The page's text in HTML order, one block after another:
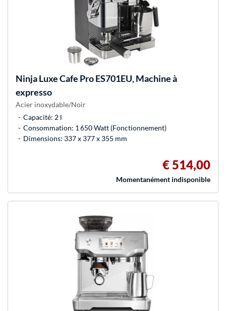
NinjaLuxe Cafe Pro ES701EU, Machine à
expresso
Acier inoxydable/Noir
Capacité: 2 l
Consommation: 1 650 Watt (Fonctionnement)
Dimensions: 337 x 377 x 355 mm
€ 514,00
Momentanément indisponible